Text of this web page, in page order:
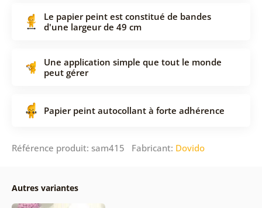
Le papier peint est constitué de bandes
d'une largeur de 49 cm
Une application simple que tout le monde
peut gérer
Papier peint autocollant à forte adhérence
Référence produit: sam415 Fabricant: Dovido
Autres variantes